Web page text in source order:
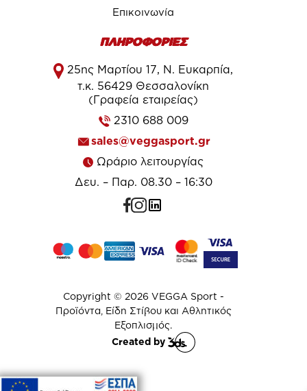
Επικοινωνία
ΠΛΗΡΟΦΟΡΙΕΣ
25ης Μαρτίου 17, Ν. Ευκαρπία,
τ.κ. 56429 Θεσσαλονίκη
(Γραφεία εταιρείας)
2310 688 009
sales@veggasport.gr
Ωράριο λειτουργίας
Δευ. – Παρ. 08.30 – 16:30
Created by
Copyright © 2026 VEGGA Sport -
Προϊόντα, Είδη Στίβου και Αθλητικός
Εξοπλισμός.